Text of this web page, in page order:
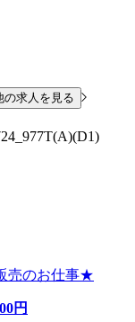
の求人を見る
売のお仕事★
円